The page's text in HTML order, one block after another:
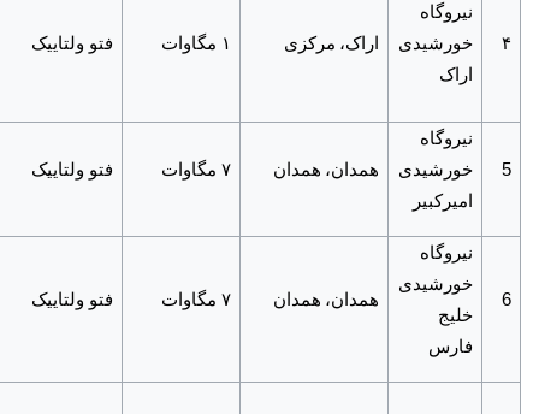
۴
نیروگاه
خورشیدی
اراک
اراک، مرکزی ۱ مگاوات فتو ولتاییک
5
نیروگاه
خورشیدی
امیرکبیر
همدان، همدان ۷ مگاوات فتو ولتاییک
6
نیروگاه
خورشیدی
خلیج
فارس
همدان، همدان ۷ مگاوات فتو ولتاییک